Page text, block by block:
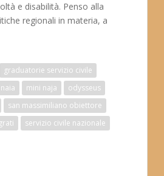
e disabilità. Penso alla
regionali in materia, a
graduatorie servizio civile
mini naja
odysseus
san massimiliano obiettore
servizio civile nazionale